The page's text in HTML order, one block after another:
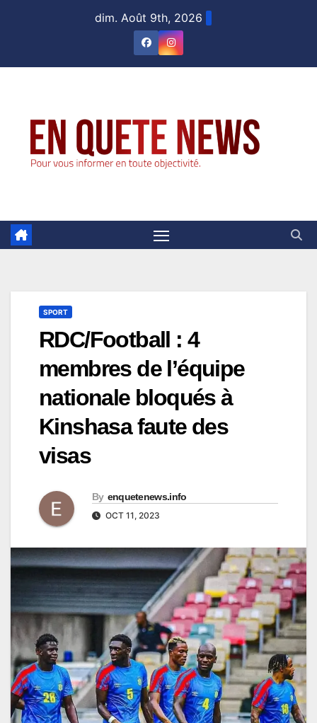
dim. Août 9th, 2026
SPORT
RDC/Football : 4
membres de l’équipe
nationale bloqués à
Kinshasa faute des
visas
By enquetenews.info
OCT 11, 2023